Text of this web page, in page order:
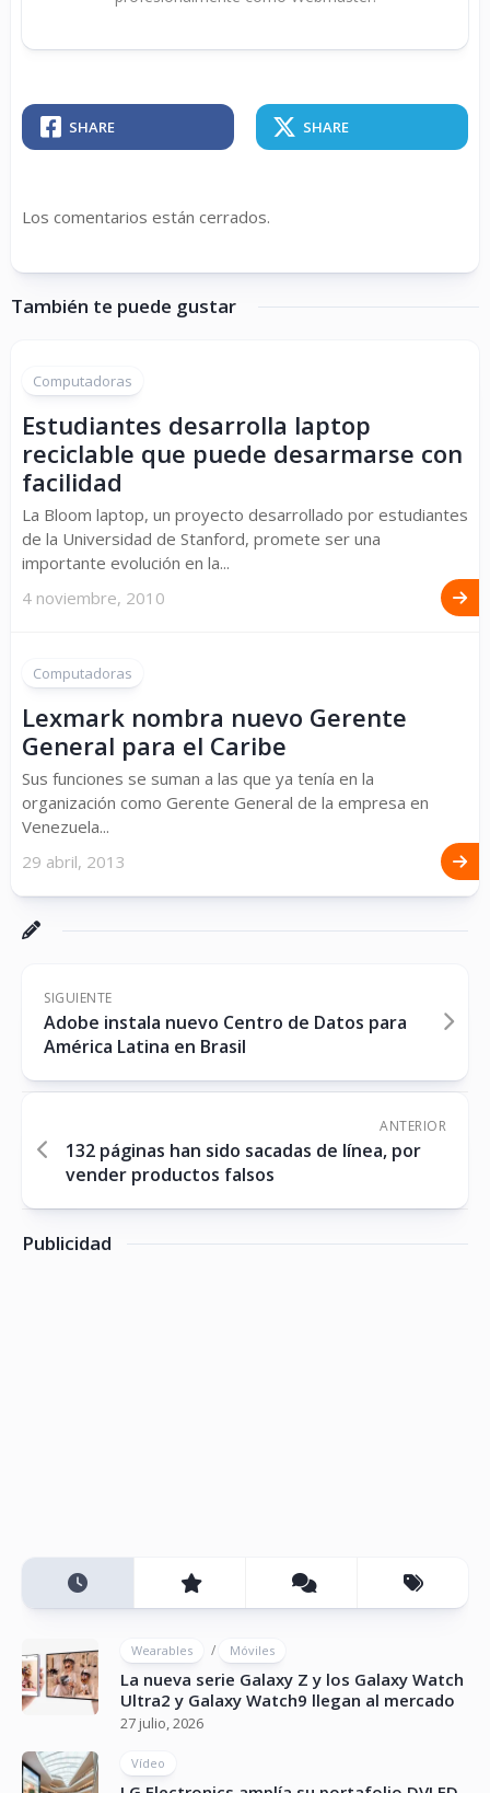
SHARE SHARE
Los comentarios están cerrados.
También te puede gustar
Computadoras
Estudiantes desarrolla laptop
reciclable que puede desarmarse con
facilidad
La Bloom laptop, un proyecto desarrollado por estudiantes
de la Universidad de Stanford, promete ser una
importante evolución en la...
4 noviembre, 2010
Computadoras
Lexmark nombra nuevo Gerente
General para el Caribe
Sus funciones se suman a las que ya tenía en la
organización como Gerente General de la empresa en
Venezuela...
29 abril, 2013
SIGUIENTE
Adobe instala nuevo Centro de Datos para
América Latina en Brasil
ANTERIOR
132 páginas han sido sacadas de línea, por
vender productos falsos
Publicidad
Wearables / Móviles
La nueva serie Galaxy Z y los Galaxy Watch
Ultra2 y Galaxy Watch9 llegan al mercado
27 julio, 2026
Vídeo